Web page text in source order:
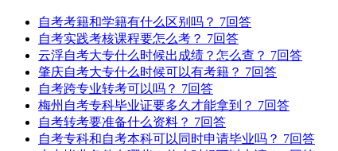
自考考籍和学籍有什么区别吗？ 7回答
自考实践考核课程要怎么考？ 7回答
云浮自考大专什么时候出成绩？怎么查？ 7回答
肇庆自考大专什么时候可以有考籍？ 7回答
自考跨专业转考可以吗？ 7回答
梅州自考专科毕业证要多久才能拿到？ 7回答
自考转考要准备什么资料？ 7回答
自考专科和自考本科可以同时申请毕业吗？ 7回答